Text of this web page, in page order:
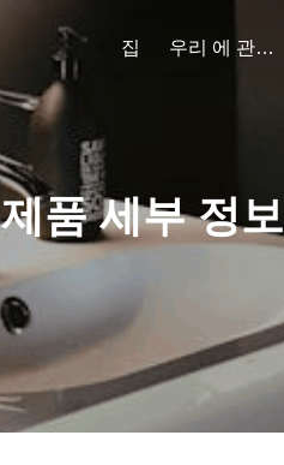
집 우리 에 관한 것
제품 세부 정보